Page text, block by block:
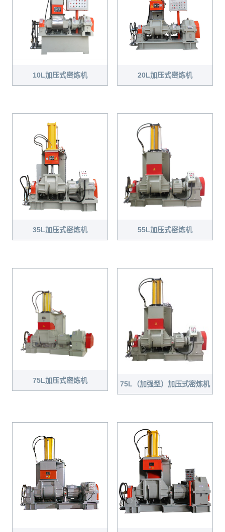
10L加压式密炼机 20L加压式密炼机
35L加压式密炼机 55L加压式密炼机
75L加压式密炼机 75L（加强型）加压式密炼机